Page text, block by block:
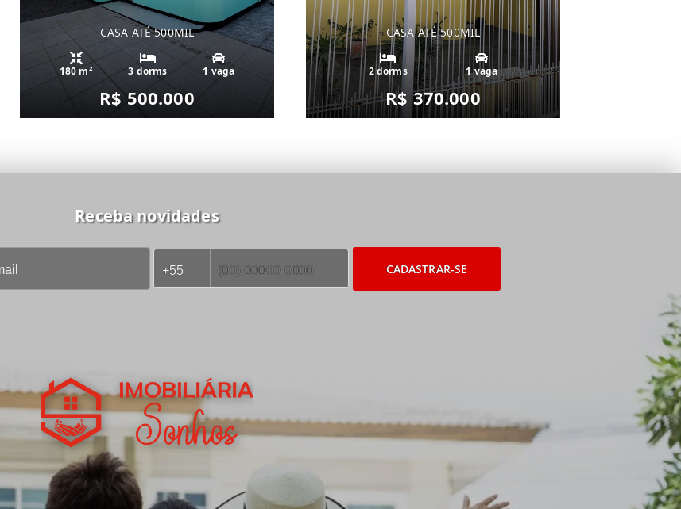
CASA ATÉ 500MIL
180 m² 3 dorms 1 vaga
R$ 500.000
CASA ATÉ 500MIL
2 dorms 1 vaga
R$ 370.000
Receba novidades
CADASTRAR-SE